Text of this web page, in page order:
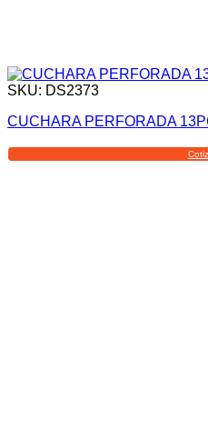
SKU: DS2373
CUCHARA PERFORADA